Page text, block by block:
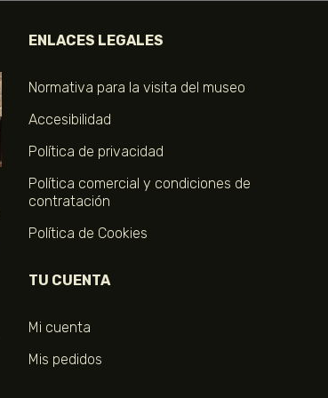
ENLACES LEGALES
Normativa para la visita del museo
Accesibilidad
Política de privacidad
Política comercial y condiciones de
contratación
Política de Cookies
TU CUENTA
Mi cuenta
Mis pedidos